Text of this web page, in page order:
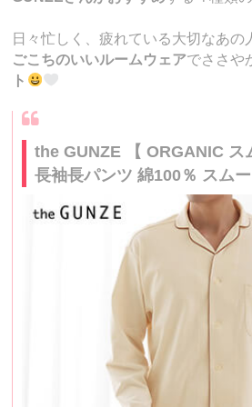
日々忙しく、疲れている大切なあの
ごこちのいいルームウェアでささや
ト
the GUNZE 【 ORGANIC ス
長袖長パンツ 綿100％ スム